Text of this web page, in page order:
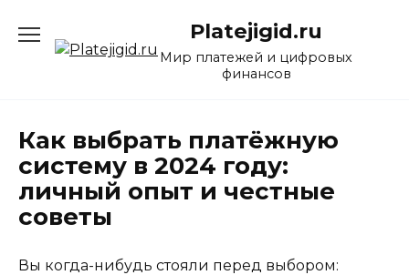
содержанию
Platejigid.ru
Мир платежей и цифровых
финансов
Как выбрать платёжную
систему в 2024 году:
личный опыт и честные
советы
Вы когда-нибудь стояли перед выбором: